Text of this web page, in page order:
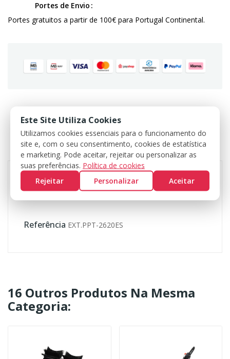
Portes de Envio
Portes gratuitos a partir de 100€ para Portugal Continental.
DADOS DO PRODUTO
COMENTÁRIOS
Marca ECHO
Referência EXT.PPT-2620ES
16 Outros Produtos Na Mesma
Categoria:
Este Site Utiliza Cookies
Utilizamos cookies essenciais para o funcionamento do
site e, com o seu consentimento, cookies de estatística
e marketing. Pode aceitar, rejeitar ou personalizar as
suas preferências. Política de cookies
Rejeitar
Personalizar Aceitar